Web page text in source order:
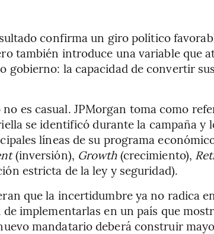
confirma un giro político
también introduce una variable que
gobierno: la capacidad de convertir
es casual. JPMorgan toma como
se identificó durante la campaña
líneas de su programa
(inversión), Growth(crecimiento),
estricta de la ley y seguridad).
que la incertidumbre ya no radica
implementarlas en un país que
mandatario deberá construir